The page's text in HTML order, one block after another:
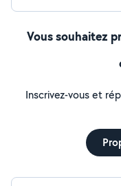
Vous souhaitez
Inscrivez-vous et